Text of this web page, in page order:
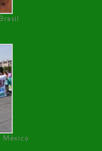
México